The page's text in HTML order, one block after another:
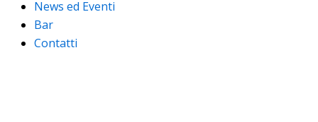
News ed Eventi
Bar
Contatti